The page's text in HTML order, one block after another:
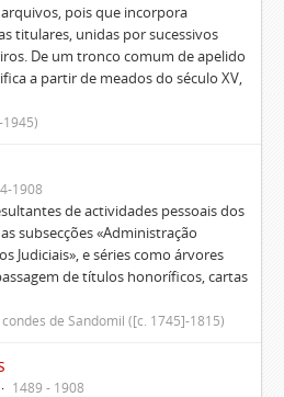
pois que incorpora
titulares, unidas por sucessivos
De um tronco comum de apelido
a partir de meados do século XV,
1908
de actividades pessoais dos
subsecções «Administração
Judiciais», e séries como árvores
de títulos honoríficos, cartas
de Sandomil ([c. 1745]-1815)
1489 - 1908